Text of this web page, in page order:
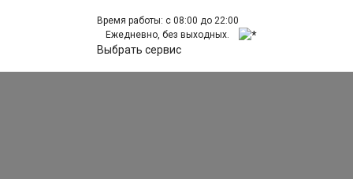
Время работы: с 08:00 до 22:00
Ежедневно, без выходных.
Выбрать сервис